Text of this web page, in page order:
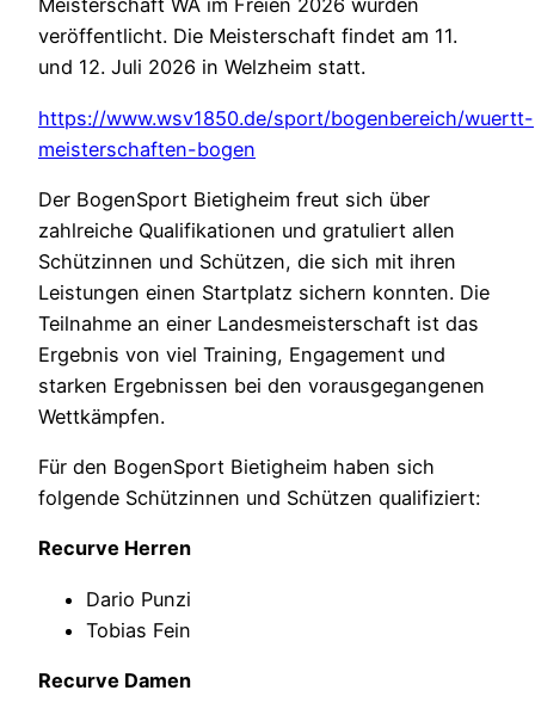
Meisterschaft WA im Freien 2026 wurden
veröffentlicht. Die Meisterschaft findet am 11.
und 12. Juli 2026 in Welzheim statt.
https://www.wsv1850.de/sport/bogenbereich/wuertt-
meisterschaften-bogen
Der BogenSport Bietigheim freut sich über
zahlreiche Qualifikationen und gratuliert allen
Schützinnen und Schützen, die sich mit ihren
Leistungen einen Startplatz sichern konnten. Die
Teilnahme an einer Landesmeisterschaft ist das
Ergebnis von viel Training, Engagement und
starken Ergebnissen bei den vorausgegangenen
Wettkämpfen.
Für den BogenSport Bietigheim haben sich
folgende Schützinnen und Schützen qualifiziert:
Recurve Herren
Dario Punzi
Tobias Fein
Recurve Damen